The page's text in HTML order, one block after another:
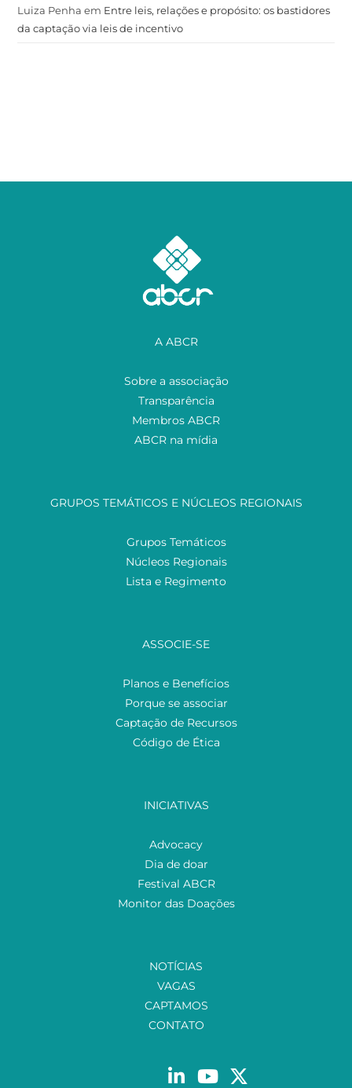
Luiza Penha em Entre leis, relações e propósito: os bastidores
da captação via leis de incentivo
A ABCR
Sobre a associação
Transparência
Membros ABCR
ABCR na mídia
GRUPOS TEMÁTICOS E NÚCLEOS REGIONAIS
Grupos Temáticos
Núcleos Regionais
Lista e Regimento
ASSOCIE-SE
Planos e Benefícios
Porque se associar
Captação de Recursos
Código de Ética
INICIATIVAS
Advocacy
Dia de doar
Festival ABCR
Monitor das Doações
NOTÍCIAS
VAGAS
CAPTAMOS
CONTATO